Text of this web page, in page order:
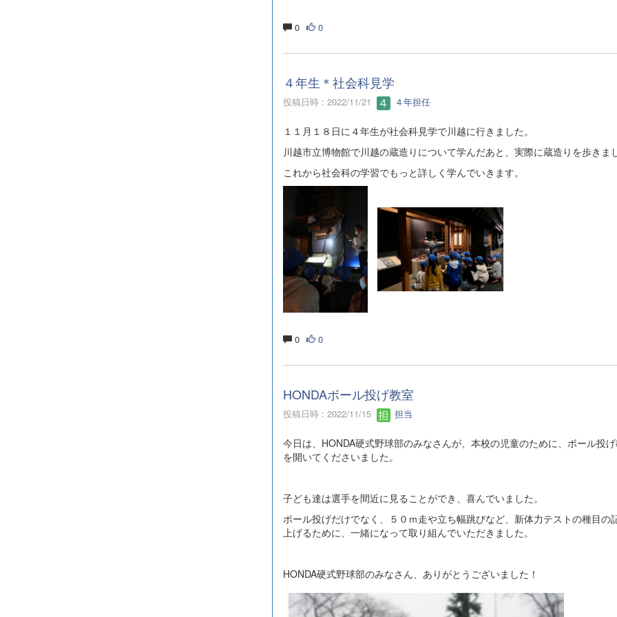
0 0
４年生＊社会科見学
投稿日時 : 2022/11/21 ４年担任
１１月１８日に４年生が社会科見学で川越に行きました。
川越市立博物館で川越の蔵造りについて学んだあと、実際に蔵造りを歩きま
これから社会科の学習でもっと詳しく学んでいきます。
0 0
HONDAボール投げ教室
投稿日時 : 2022/11/15 担当
今日は、HONDA硬式野球部のみなさんが、本校の児童のために、ボール投
を開いてくださいました。
子ども達は選手を間近に見ることができ、喜んでいました。
ボール投げだけでなく、５０ｍ走や立ち幅跳びなど、新体力テストの種目の
上げるために、一緒になって取り組んでいただきました。
HONDA硬式野球部のみなさん、ありがとうございました！